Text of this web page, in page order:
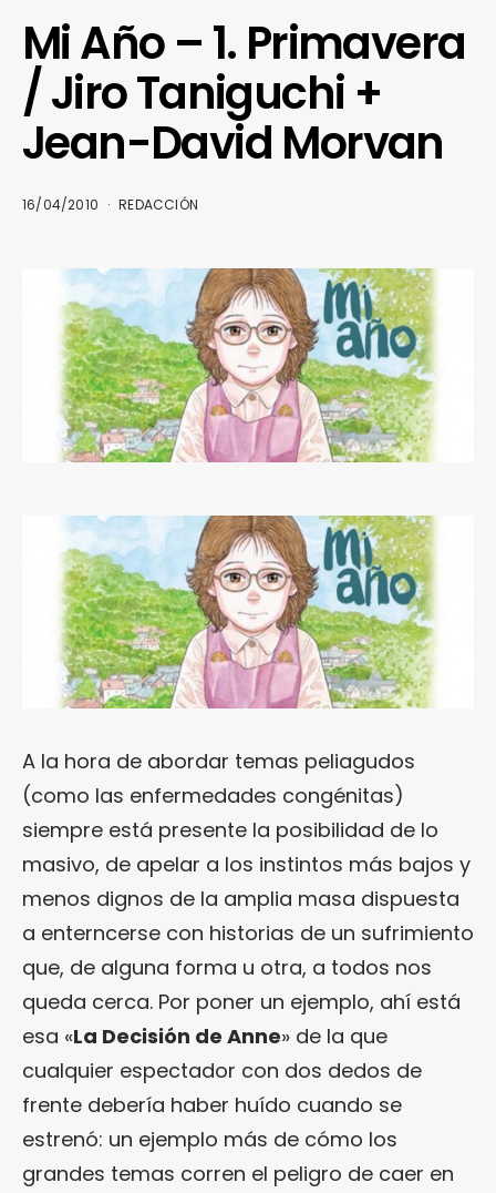
Mi Año – 1. Primavera
/ Jiro Taniguchi +
Jean-David Morvan
16/04/2010 REDACCIÓN
A la hora de abordar temas peliagudos
(como las enfermedades congénitas)
siempre está presente la posibilidad de lo
masivo, de apelar a los instintos más bajos y
menos dignos de la amplia masa dispuesta
a enterncerse con historias de un sufrimiento
que, de alguna forma u otra, a todos nos
queda cerca. Por poner un ejemplo, ahí está
esa «La Decisión de Anne» de la que
cualquier espectador con dos dedos de
frente debería haber huído cuando se
estrenó: un ejemplo más de cómo los
grandes temas corren el peligro de caer en